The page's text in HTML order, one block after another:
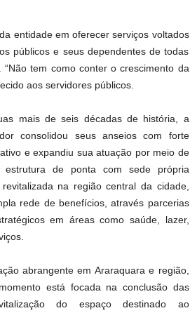
entidade em oferecer serviços voltados
públicos e seus dependentes de todas
tem como conter o crescimento da
aos servidores públicos.
mais de seis décadas de história, a
consolidou seus anseios com forte
e expandiu sua atuação por meio de
estrutura de ponta com sede própria
na região central da cidade,
rede de benefícios, através parcerias
em áreas como saúde, lazer,
abrangente em Araraquara e região,
está focada na conclusão das
do espaço destinado ao